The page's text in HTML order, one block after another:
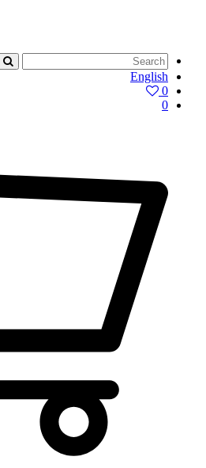
English
0
0